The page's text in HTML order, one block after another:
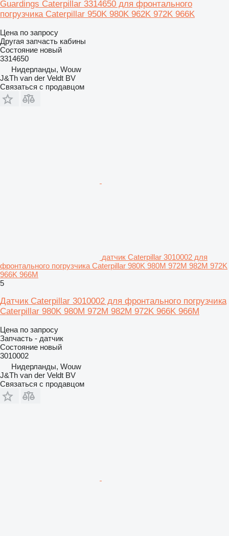
Guardings Caterpillar 3314650 для фронтального
погрузчика Caterpillar 950K 980K 962K 972K 966K
Цена по запросу
Другая запчасть кабины
Состояние новый
3314650
Нидерланды, Wouw
J&Th van der Veldt BV
Связаться с продавцом
датчик Caterpillar 3010002 для
фронтального погрузчика Caterpillar 980K 980M 972M 982M 972K
966K 966M
5
Датчик Caterpillar 3010002 для фронтального погрузчика
Caterpillar 980K 980M 972M 982M 972K 966K 966M
Цена по запросу
Запчасть - датчик
Состояние новый
3010002
Нидерланды, Wouw
J&Th van der Veldt BV
Связаться с продавцом